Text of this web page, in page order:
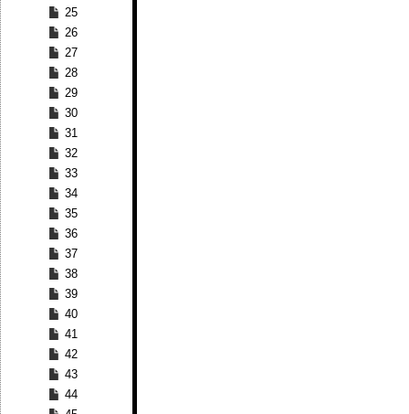
25
26
27
28
29
30
31
32
33
34
35
36
37
38
39
40
41
42
43
44